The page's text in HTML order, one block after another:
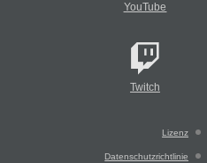
YouTube
Twitch
Lizenz
Datenschutzrichtlinie